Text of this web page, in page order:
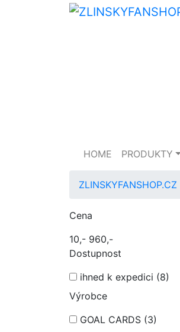
HOME PRODUKTY
ZLINSKYFANSHOP.CZ
Cena
10,- 960,-
Dostupnost
ihned k expedici (8)
Výrobce
GOAL CARDS (3)